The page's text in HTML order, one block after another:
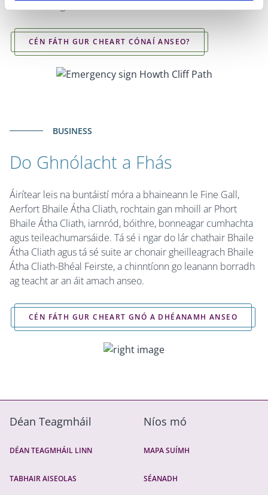
ionaid bheoga uirbeacha.
CÉN FÁTH GUR CHEART CÓNAÍ ANSEO?
BUSINESS
Do Ghnólacht a Fhás
Áirítear leis na buntáistí móra a bhaineann le Fine Gall,
Aerfort Bhaile Átha Cliath, rochtain gan mhoill ar Phort
Bhaile Átha Cliath, iarnród, bóithre, bonneagar cumhachta
agus teileachumarsáide. Tá sé i ngar do lár chathair Bhaile
Átha Cliath agus tá sé suite ar chonair gheilleagrach Bhaile
Átha Cliath-Bhéal Feirste, a chinntíonn go leanann borradh
ag teacht ar an áit amach anseo.
CÉN FÁTH GUR CHEART GNÓ A DHÉANAMH ANSEO
Déan Teagmháil
DÉAN TEAGMHÁIL LINN
TABHAIR AISEOLAS
Níos mó
MAPA SUÍMH
SÉANADH